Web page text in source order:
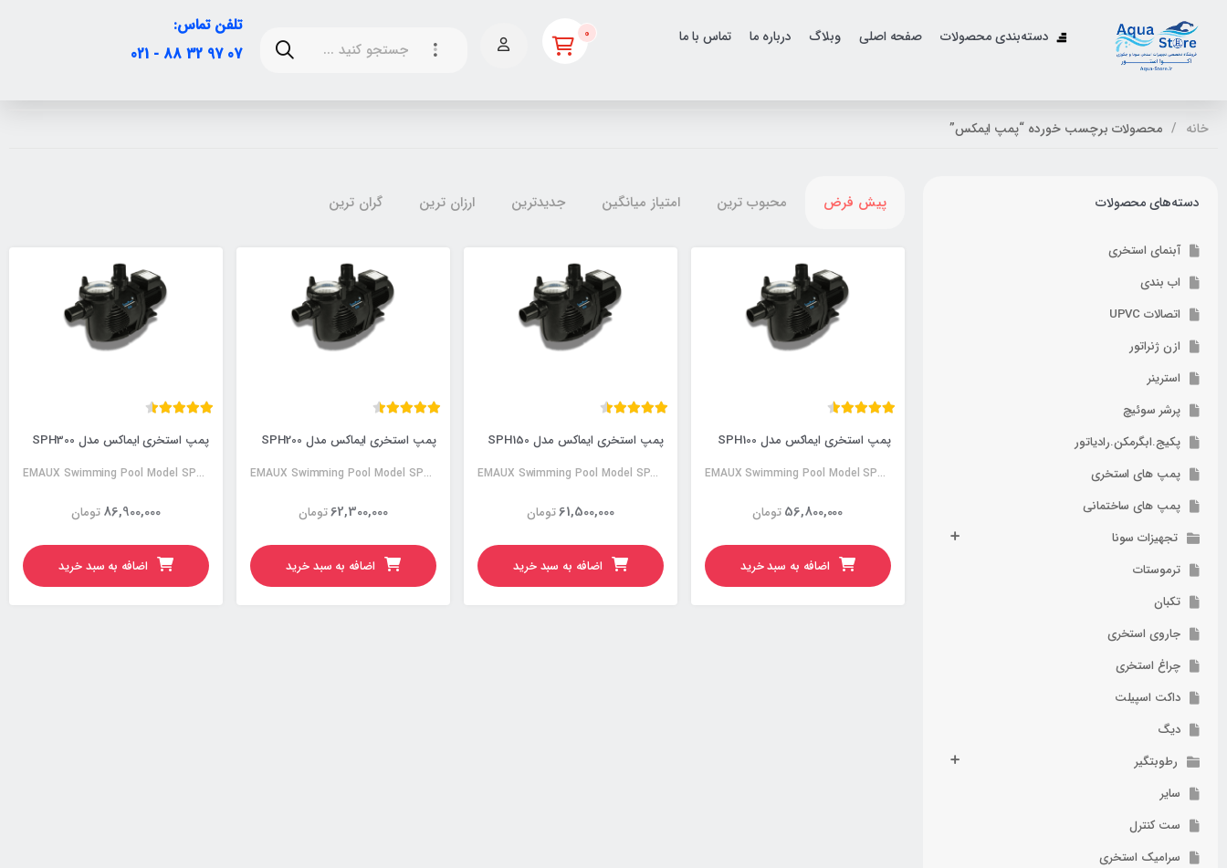
دسته‌بندی محصولات صفحه اصلی وبلاگ درباره ما تماس با ما 0
تلفن تماس:
07 97 32 88 - 021
خانه محصولات برچسب خورده “پمپ ایمکس”
دسته‌های محصولات
آبنمای استخری
اب بندی
اتصالات UPVC
ازن ژنراتور
استرینر
پرشر سوئیچ
پکیج.ابگرمکن.رادیاتور
پمپ های استخری
پمپ های ساختمانی
تجهیزات سونا
ترموستات
تکبان
جاروی استخری
چراغ استخری
داکت اسپیلت
دیگ
رطوبتگیر
سایر
ست کنترل
سرامیک استخری
پیش فرض محبوب ترین امتیاز میانگین جدیدترین ارزان ترین گران ترین
پمپ استخری ایماکس مدل SPH100
EMAUX Swimming Pool Model SPH100
تومان56,800,000
اضافه به سبد خرید
پمپ استخری ایماکس مدل SPH150
EMAUX Swimming Pool Model SPH150
تومان61,500,000
اضافه به سبد خرید
پمپ استخری ایماکس مدل SPH200
EMAUX Swimming Pool Model SPH200
تومان62,300,000
اضافه به سبد خرید
پمپ استخری ایماکس مدل SPH300
EMAUX Swimming Pool Model SPH300
تومان86,900,000
اضافه به سبد خرید